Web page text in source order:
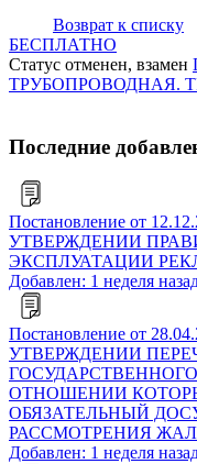
Возврат к списку
БЕСПЛАТНО
Статус отменен, взамен
ТРУБОПРОВОДНАЯ.
Последние
Постановление от
УТВЕРЖДЕНИИ
ЭКСПЛУАТАЦИИ
Добавлен: 1 неделя
Постановление от
УТВЕРЖДЕНИИ
ОТНОШЕНИИ
ОБЯЗАТЕЛЬНЫЙ
РАССМОТРЕНИЯ
Добавлен: 1 неделя